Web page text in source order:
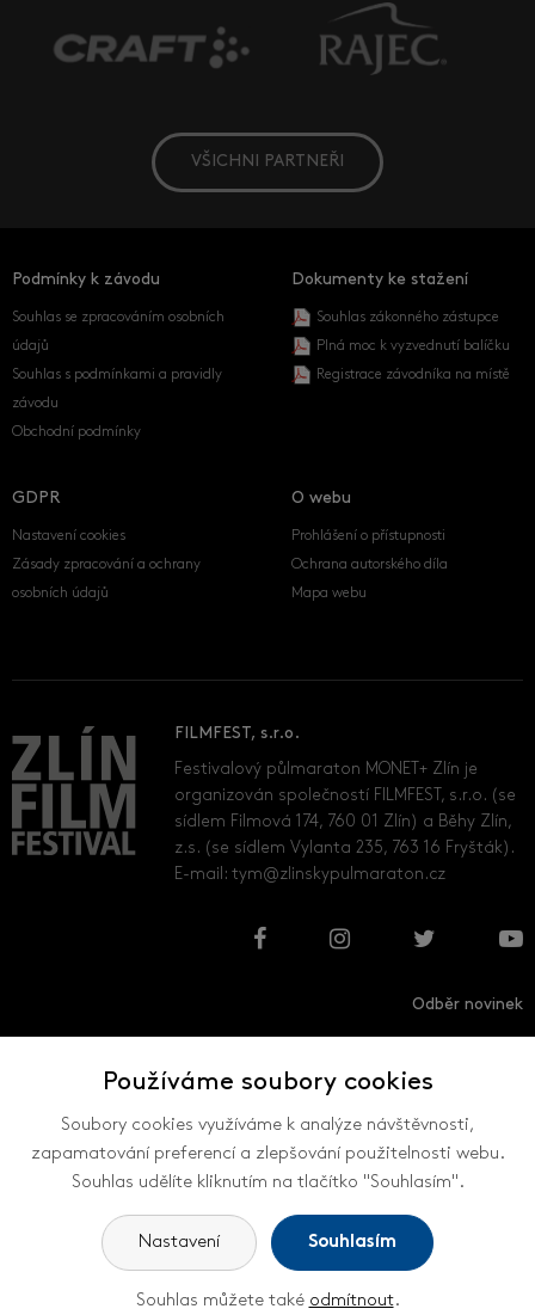
VŠICHNI PARTNEŘI
Podmínky k závodu
Souhlas se zpracováním osobních
údajů
Souhlas s podmínkami a pravidly
závodu
Obchodní podmínky
Dokumenty ke stažení
Souhlas zákonného zástupce
Plná moc k vyzvednutí balíčku
Registrace závodníka na místě
GDPR
Nastavení cookies
Zásady zpracování a ochrany
osobních údajů
O webu
Prohlášení o přístupnosti
Ochrana autorského díla
Mapa webu
FILMFEST, s.r.o.
Festivalový půlmaraton MONET+ Zlín je
organizován společností FILMFEST, s.r.o. (se
sídlem Filmová 174, 760 01 Zlín) a Běhy Zlín,
z.s. (se sídlem Vylanta 235, 763 16 Fryšták).
E-mail:tym@zlinskypulmaraton.cz
Odběr novinek
VŠECHNY KONTAKTY
Používáme soubory cookies
Soubory cookies využíváme k analýze návštěvnosti,
zapamatování preferencí a zlepšování použitelnosti webu.
Souhlas udělíte kliknutím na tlačítko "Souhlasím".
Nastavení Souhlasím
Souhlas můžete také odmítnout.